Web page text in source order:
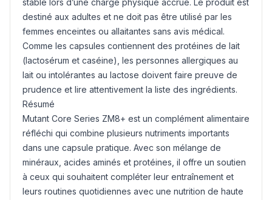
stable lors d’une charge physique accrue. Le produit est
destiné aux adultes et ne doit pas être utilisé par les
femmes enceintes ou allaitantes sans avis médical.
Comme les capsules contiennent des protéines de lait
(lactosérum et caséine), les personnes allergiques au
lait ou intolérantes au lactose doivent faire preuve de
prudence et lire attentivement la liste des ingrédients.
Résumé
Mutant Core Series ZM8+ est un complément alimentaire
réfléchi qui combine plusieurs nutriments importants
dans une capsule pratique. Avec son mélange de
minéraux, acides aminés et protéines, il offre un soutien
à ceux qui souhaitent compléter leur entraînement et
leurs routines quotidiennes avec une nutrition de haute